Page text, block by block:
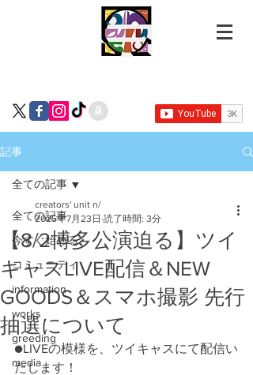
記事
全ての記事
今すぐ始める
コミュニティ
information
works
greeding
media
全ての記事
【8/2博多公演迫る】ツイ
キャスLIVE配信＆NEW
GOODS＆スマホ撮影 先行
抽選について
creators' unit n/
2025年7月23日 読了時間: 3分
●LIVEの模様を、ツイキャスにて配信い
たします！